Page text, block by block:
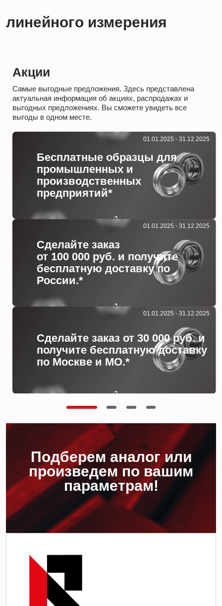
линейного измерения
Акции
Самые выгодные предложения. Здесь представлена
актуальная информация об акциях, распродажах и
выгодных предложениях. Вы сможете увидеть все
выгоды в одном месте.
Бесплатные образцы для
промышленных и
производственных
предприятий*
01.01.2025 - 31.12.2025
Сделайте заказ
от 100 000 руб. и получите
бесплатную доставку по
России.*
01.01.2025 - 31.12.2025
Сделайте заказ от 30 000 руб. и
получите бесплатную доставку
по Москве и МО.*
01.01.2025 - 31.12.2025
Подберем аналог или
произведем по вашим
параметрам!